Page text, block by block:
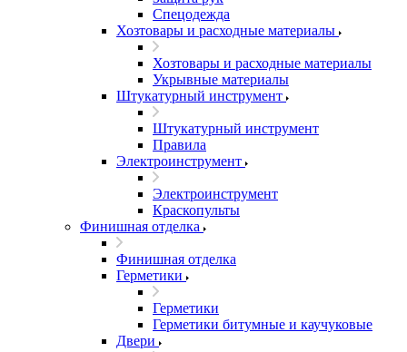
Спецодежда
Хозтовары и расходные материалы
Хозтовары и расходные материалы
Укрывные материалы
Штукатурный инструмент
Штукатурный инструмент
Правила
Электроинструмент
Электроинструмент
Краскопульты
Финишная отделка
Финишная отделка
Герметики
Герметики
Герметики битумные и каучуковые
Двери